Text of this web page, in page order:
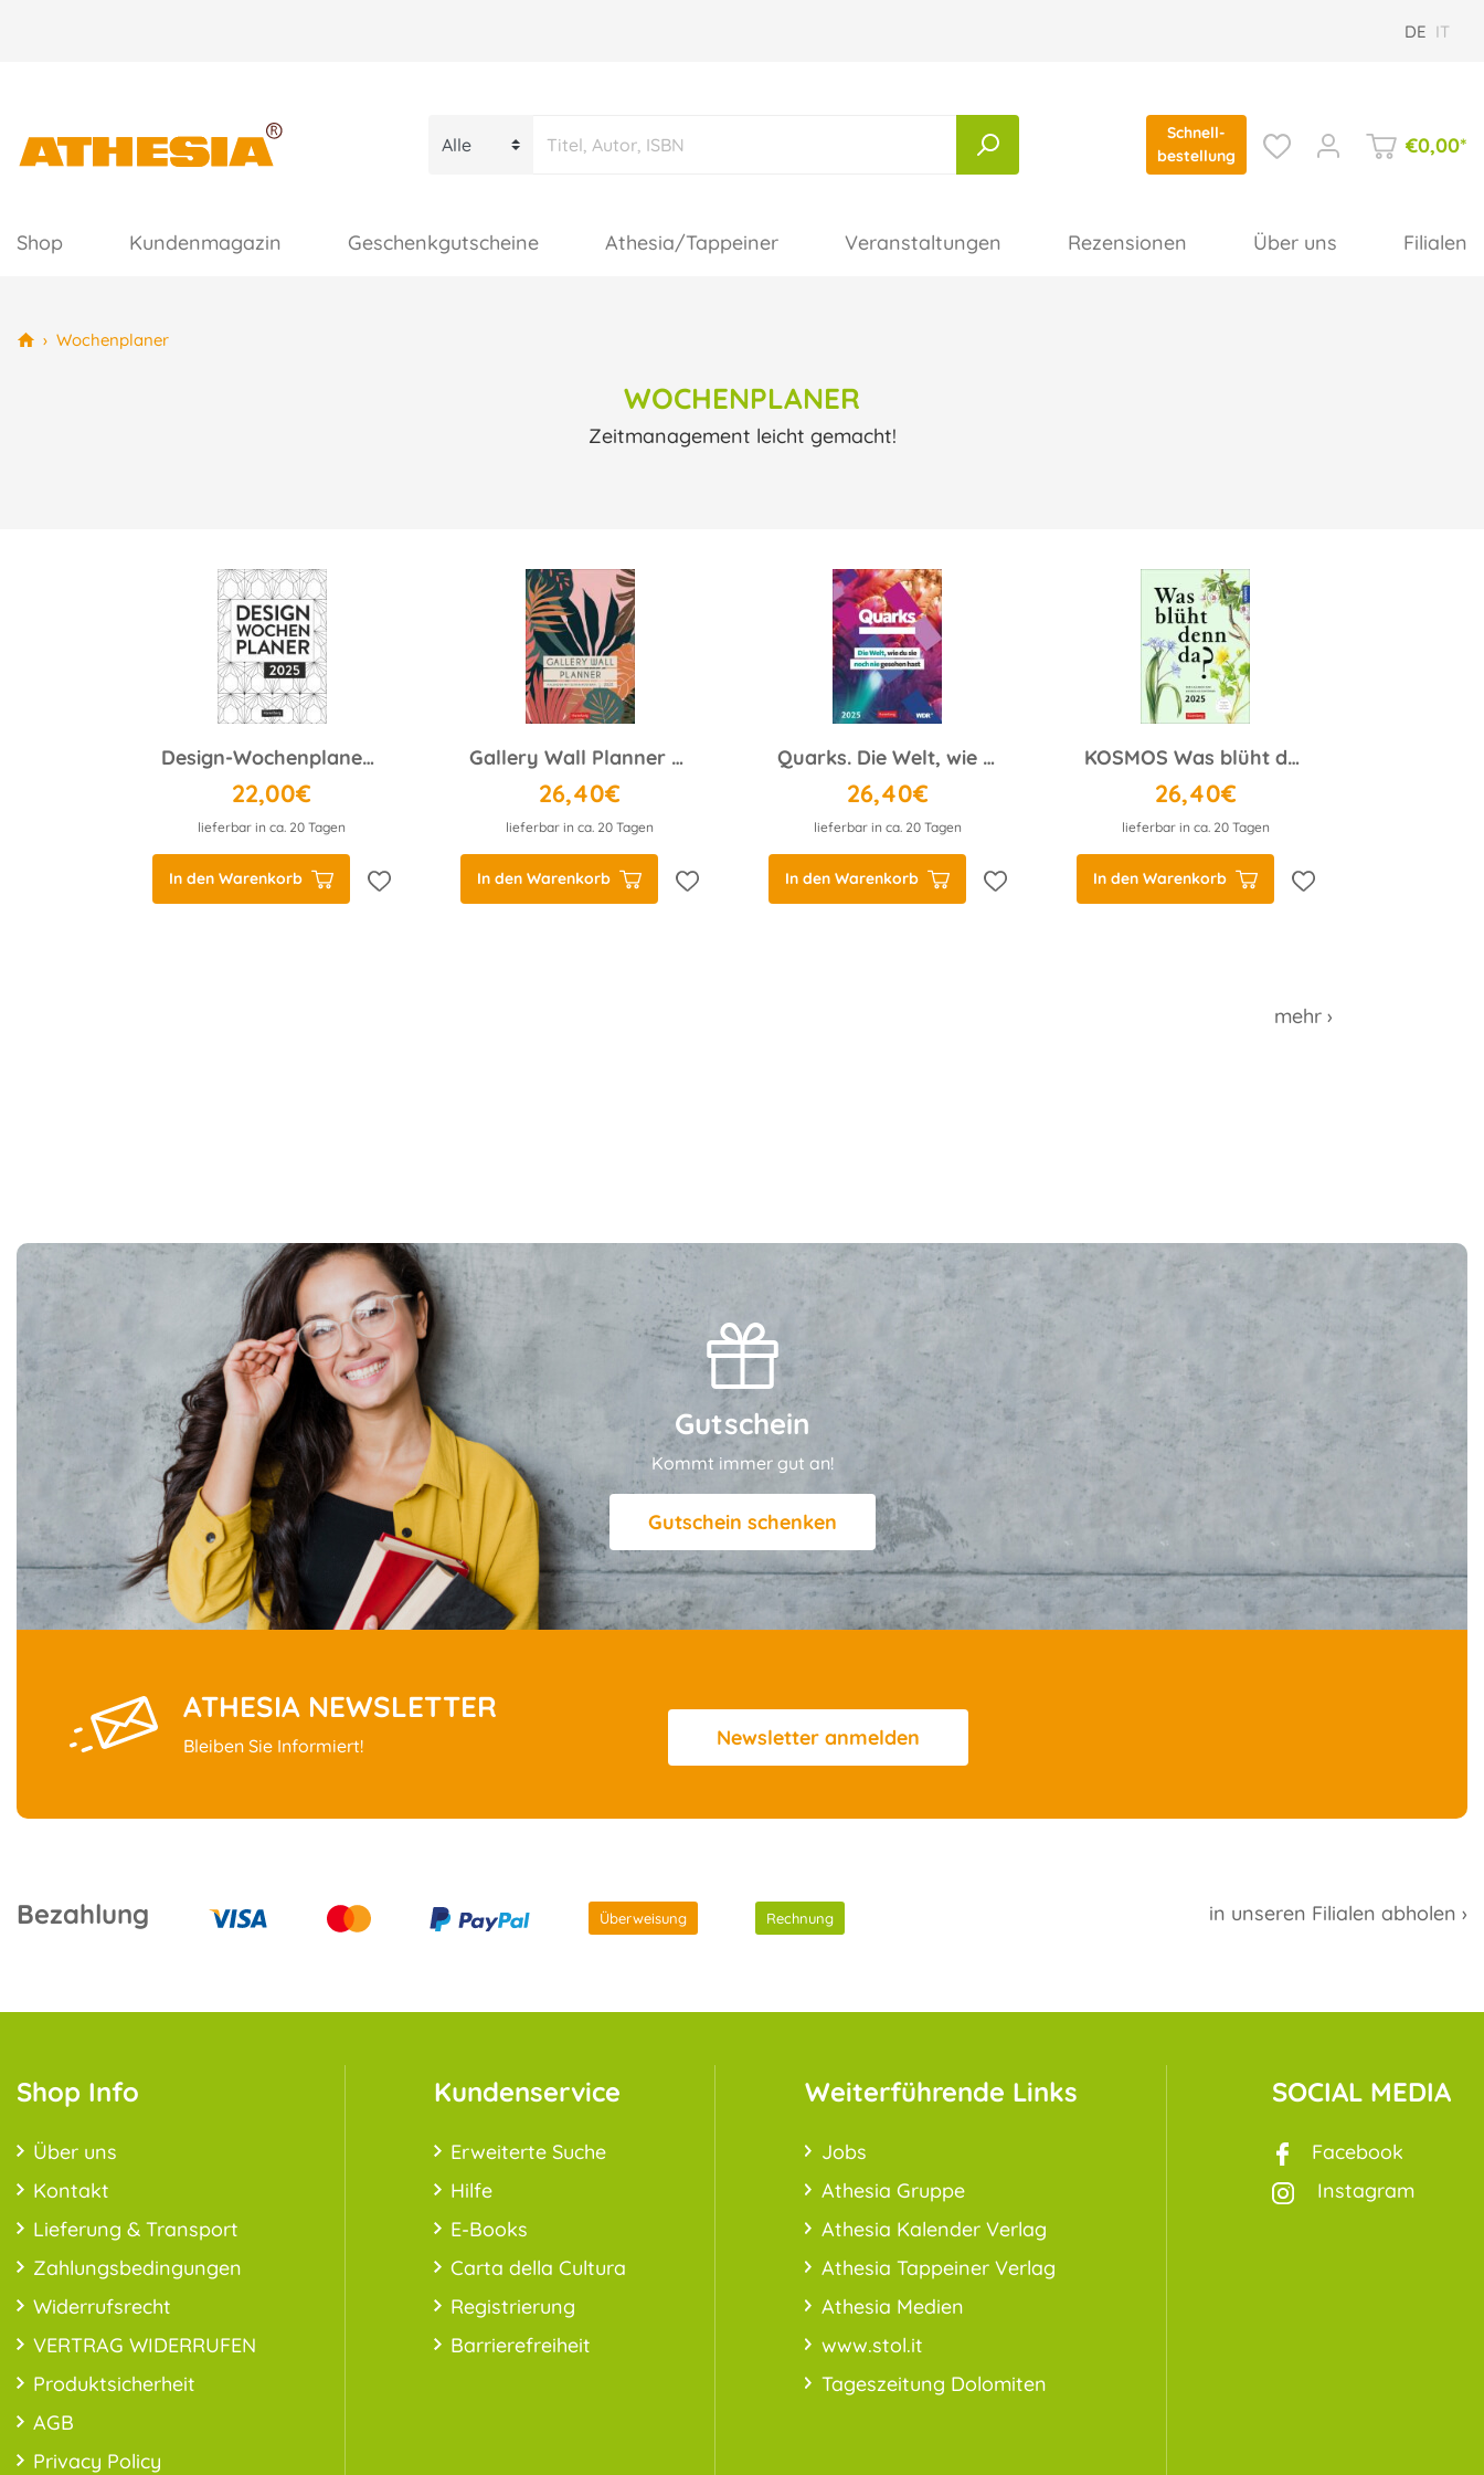
DE IT
Schnell-
bestellung
€0,00*
Shop Kundenmagazin Geschenkgutscheine Athesia/Tappeiner Veranstaltungen Rezensionen Über uns Filialen
› Wochenplaner
WOCHENPLANER
Zeitmanagement leicht gemacht!
Design-Wochenplaner 2025
22,00€
lieferbar in ca. 20 Tagen
In den Warenkorb
Gallery Wall Planner Wochenplaner 2025 - Kalender mit 53 Minipostern
26,40€
lieferbar in ca. 20 Tagen
In den Warenkorb
Quarks. Die Welt, wie du sie noch nie gesehen hast Wochenplaner 2025
26,40€
lieferbar in ca. 20 Tagen
In den Warenkorb
KOSMOS Was blüht denn da? Wochenplaner 2025
26,40€
lieferbar in ca. 20 Tagen
In den Warenkorb
mehr ›
Gutschein
Kommt immer gut an!
Gutschein schenken
ATHESIA NEWSLETTER
Bleiben Sie Informiert! Newsletter anmelden
Bezahlung Überweisung Rechnung in unseren Filialen abholen ›
Shop Info
Über uns
Kontakt
Lieferung & Transport
Zahlungsbedingungen
Widerrufsrecht
VERTRAG WIDERRUFEN
Produktsicherheit
AGB
Privacy Policy
Kundenservice
Erweiterte Suche
Hilfe
E-Books
Carta della Cultura
Registrierung
Barrierefreiheit
Weiterführende Links
Jobs
Athesia Gruppe
Athesia Kalender Verlag
Athesia Tappeiner Verlag
Athesia Medien
www.stol.it
Tageszeitung Dolomiten
SOCIAL MEDIA
Facebook
Instagram